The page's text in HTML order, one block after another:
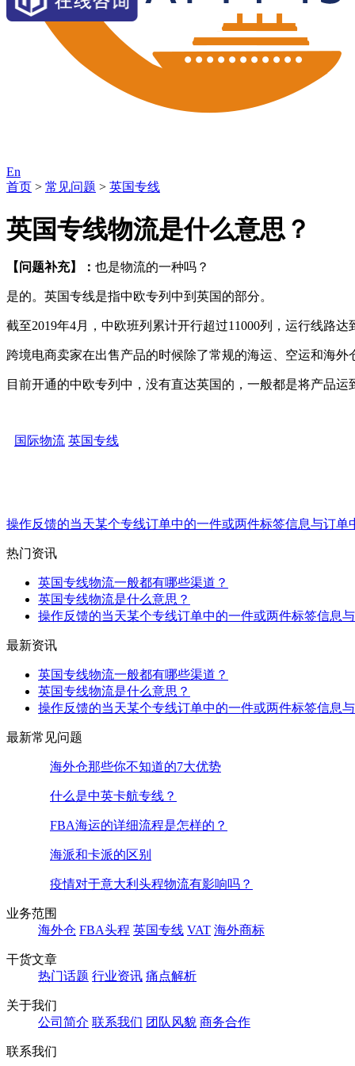
En
首页 > 常见问题 > 英国专线
英国专线物流是什么意思？
【问题补充】： 也是物流的一种吗？
是的。英国专线是指中欧专列中到英国的部分。
截至2019年4月，中欧班列累计开行超过11000列，运行线路
跨境电商卖家在出售产品的时候除了常规的海运、空运和海
目前开通的中欧专列中，没有直达英国的，一般都是将产品
国际物流 英国专线
操作反馈的当天某个专线订单中的一件或两件标签信息与订
热门资讯
英国专线物流一般都有哪些渠道？
英国专线物流是什么意思？
操作反馈的当天某个专线订单中的一件或两件标签信息
最新资讯
英国专线物流一般都有哪些渠道？
英国专线物流是什么意思？
操作反馈的当天某个专线订单中的一件或两件标签信息
最新常见问题
海外仓那些你不知道的7大优势
什么是中英卡航专线？
FBA海运的详细流程是怎样的？
海派和卡派的区别
疫情对于意大利头程物流有影响吗？
业务范围
海外仓 FBA头程 英国专线 VAT 海外商标
干货文章
热门话题 行业资讯 痛点解析
关于我们
公司简介 联系我们 团队风貌 商务合作
联系我们